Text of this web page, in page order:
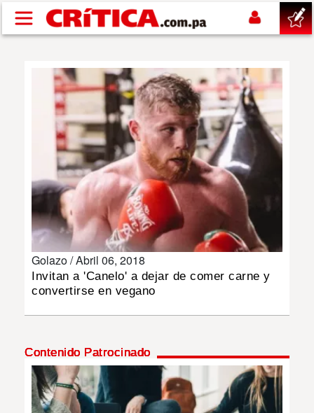
Pasar al contenido principal
NACIONAL
POLÍTICA
SHOW
DEPORTES
MULTIMEDIA
Golazo /Abril 06, 2018
Invitan a 'Canelo' a dejar de comer carne y
convertirse en vegano
Contenido Patrocinado